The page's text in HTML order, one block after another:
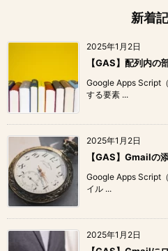
新着
2025年1月2日
【GAS】配列内の
Google Apps Script
する要素 ...
2025年1月2日
【GAS】Gmailの
Google Apps Script
イル ...
2025年1月2日